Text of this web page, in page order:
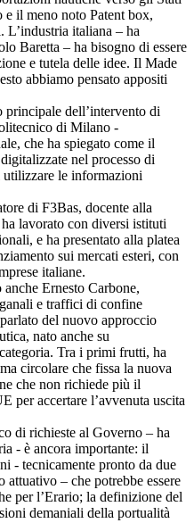
il meno noto Patent box,
L’industria italiana – ha
Baretta – ha bisogno di essere
e tutela delle idee. Il Made
abbiamo pensato appositi
principale dell’intervento di
di Milano -
che ha spiegato come il
nel processo di
le informazioni
di F3Bas, docente alla
lavorato con diversi istituti
e ha presentato alla platea
sui mercati esteri, con
italiane.
Ernesto Carbone,
e traffici di confine
del nuovo approccio
nato anche su
Tra i primi frutti, ha
circolare che fissa la nuova
che non richiede più il
per accertare l’avvenuta uscita
di richieste al Governo – ha
- è ancora importante: il
- tecnicamente pronto da due
attuativo – che potrebbe essere
per l’Erario; la definizione del
demaniali della portualità